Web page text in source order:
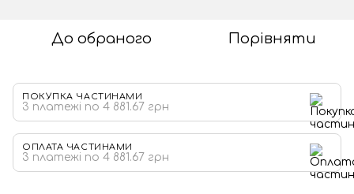
До обраного Порівняти
ПОКУПКА ЧАСТИНАМИ
3 платежі по 4 881.67 грн
ОПЛАТА ЧАСТИНАМИ
3 платежі по 4 881.67 грн